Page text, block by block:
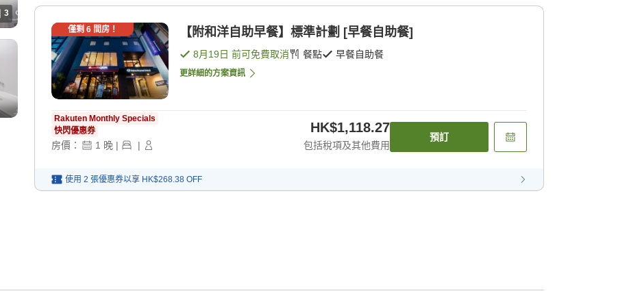
3
僅剩 6間房！ 【附和洋自助早餐】標準計劃 [早餐自助餐]
8月19日 前可免費取消 餐點 早餐自助餐
更詳細的方案資訊
Rakuten Monthly Specials
快閃優惠券
房價： 1 晚 | |
HK$1,118.27
包括稅項及其他費用
預訂
使用 2 張優惠券以享 HK$268.38 OFF